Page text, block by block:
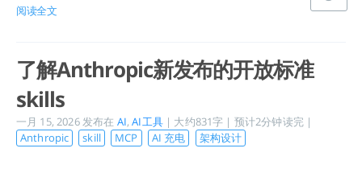
阅读全文
了解Anthropic新发布的开放标准
skills
一月 15, 2026 发布在 AI,AI工具 | 大约831字 | 预计2分钟读完 |
Anthropic
skill MCP AI 充电 架构设计